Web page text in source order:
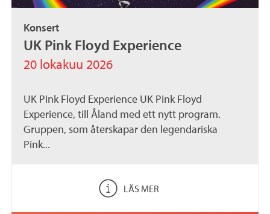
Konsert
UK Pink Floyd Experience
20 lokakuu 2026
UK Pink Floyd Experience UK Pink Floyd
Experience, till Åland med ett nytt program.
Gruppen, som återskapar den legendariska
Pink...
LÄS MER